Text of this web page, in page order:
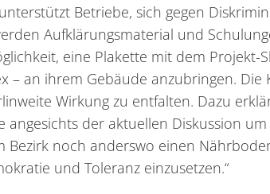
Betriebe, sich gegen
Aufklärungsmaterial und
eine Plakette mit dem Projekt-
– an ihrem Gebäude anzubringen.
Wirkung zu entfalten. Dazu
angesichts der aktuellen Diskussion
Bezirk noch anderswo einen
und Toleranz einzusetzen.“